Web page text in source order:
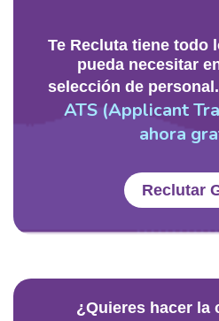
Te Recluta tiene todo
pueda necesitar
selección de personal.
ATS (Applicant
ahora
Reclutar
¿Quieres hacer la